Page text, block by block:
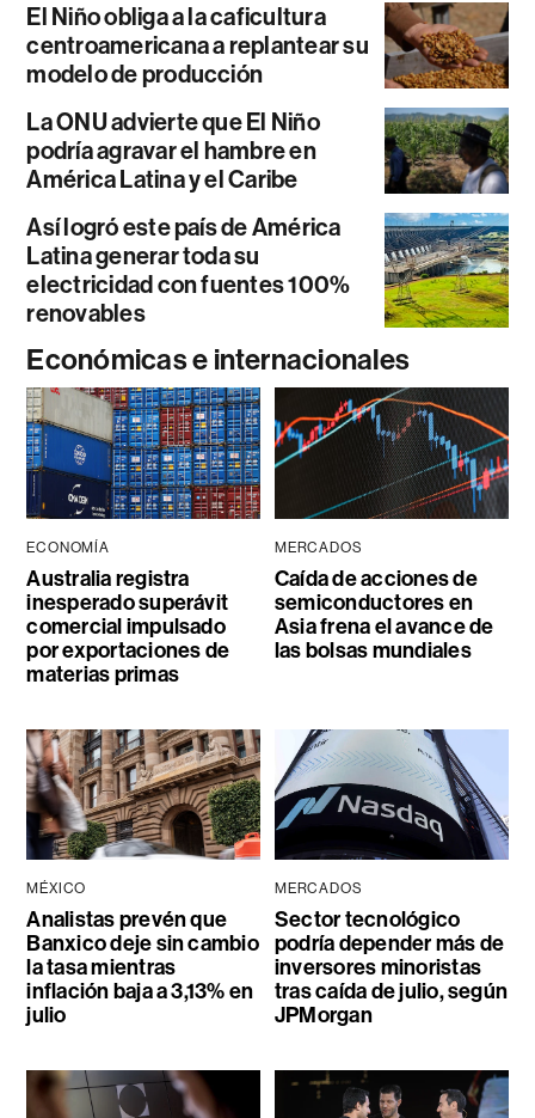
El Niño obliga a la caficultura
centroamericana a replantear su
modelo de producción
La ONU advierte que El Niño
podría agravar el hambre en
América Latina y el Caribe
Así logró este país de América
Latina generar toda su
electricidad con fuentes 100%
renovables
Económicas e internacionales
ECONOMÍA
Australia registra
inesperado superávit
comercial impulsado
por exportaciones de
materias primas
MERCADOS
Caída de acciones de
semiconductores en
Asia frena el avance de
las bolsas mundiales
MÉXICO
Analistas prevén que
Banxico deje sin cambio
la tasa mientras
inflación baja a 3,13% en
julio
MERCADOS
Sector tecnológico
podría depender más de
inversores minoristas
tras caída de julio, según
JPMorgan